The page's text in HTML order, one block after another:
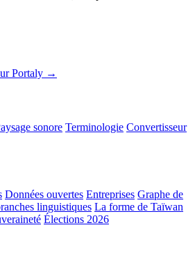
Portaly →
sonore Terminologie Convertisseur
Données ouvertes Entreprises Graphe de
linguistiques La forme de Taïwan
Élections 2026